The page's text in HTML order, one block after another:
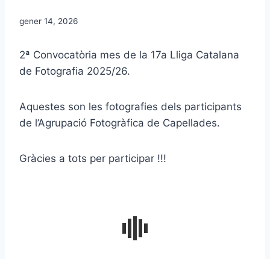
gener 14, 2026
2ª Convocatòria mes de la 17a Lliga Catalana
de Fotografia 2025/26.
Aquestes son les fotografies dels participants
de l’Agrupació Fotogràfica de Capellades.
Gràcies a tots per participar !!!